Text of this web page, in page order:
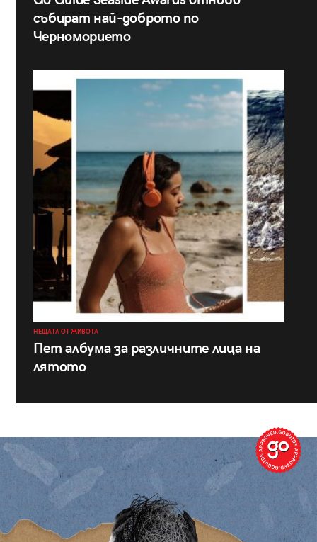
събират най-доброто по
Черноморието
НЕЩАТА ОТ ЖИВОТА
Пет албума за различните лица на
лятото